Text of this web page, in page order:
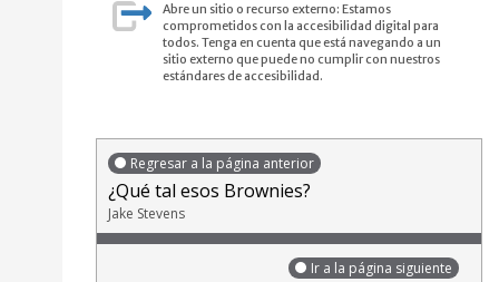
Abre un sitio o recurso externo: Estamos
comprometidos con la accesibilidad digital para
todos. Tenga en cuenta que está navegando a un
sitio externo que puede no cumplir con nuestros
estándares de accesibilidad.
Regresar a la página anterior
¿Qué tal esos Brownies?
Jake Stevens
Ir a la página siguiente